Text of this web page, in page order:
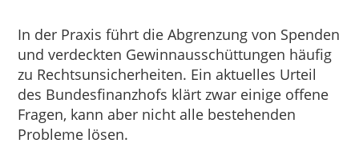
I
Tax
In der Praxis führt die Abgrenzung von Spenden
und verdeckten Gewinnausschüttungen häufig
zu Rechtsunsicherheiten. Ein aktuelles Urteil
des Bundesfinanzhofs klärt zwar einige offene
Fragen, kann aber nicht alle bestehenden
Probleme lösen.